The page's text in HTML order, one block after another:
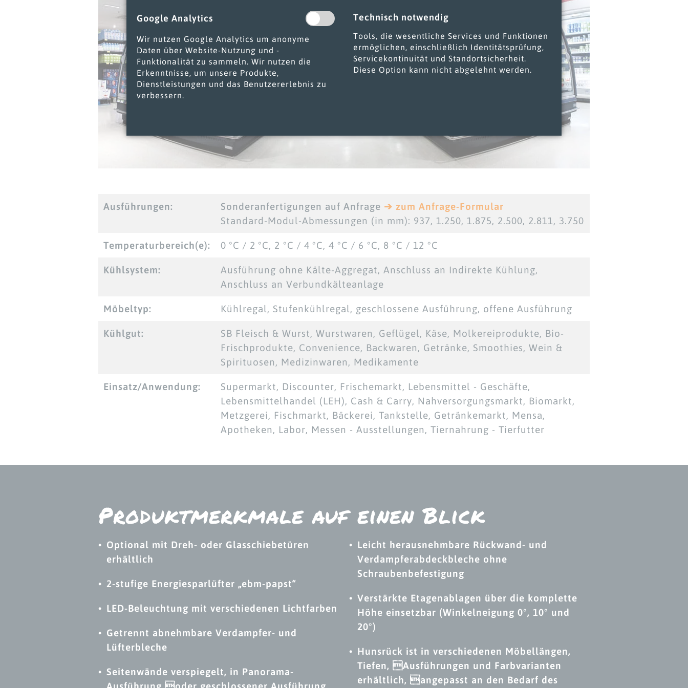
Ausführungen: Sonderanfertigungen auf Anfrage ➔ zum Anfrage-Formular
Standard-Modul-Abmessungen (in mm): 937, 1.250, 1.875, 2.500, 2.811, 3.750
Temperaturbereich(e): 0 °C / 2 °C, 2 °C / 4 °C, 4 °C / 6 °C, 8 °C / 12 °C
Kühlsystem:
Ausführung ohne Kälte-Aggregat, Anschluss an Indirekte Kühlung,
Anschluss an Verbundkälteanlage
Möbeltyp: Kühlregal, Stufenkühlregal, geschlossene Ausführung, offene Ausführung
Kühlgut:
SB Fleisch & Wurst, Wurstwaren, Geflügel, Käse, Molkereiprodukte, Bio-
Frischprodukte, Convenience, Backwaren, Getränke, Smoothies, Wein &
Spirituosen, Medizinwaren, Medikamente
Einsatz/Anwendung:
Supermarkt, Discounter, Frischemarkt, Lebensmittel - Geschäfte,
Lebensmittelhandel (LEH), Cash & Carry, Nahversorgungsmarkt, Biomarkt,
Metzgerei, Fischmarkt, Bäckerei, Tankstelle, Getränkemarkt, Mensa,
Apotheken, Labor, Messen - Ausstellungen, Tiernahrung - Tierfutter
Produktmerkmale auf einen Blick
Optional mit Dreh- oder Glasschiebetüren
erhältlich
2-stufige Energiesparlüfter „ebm-papst“
LED-Beleuchtung mit verschiedenen Lichtfarben
Getrennt abnehmbare Verdampfer- und
Lüfterbleche
Seitenwände verspiegelt, in Panorama-
Leicht herausnehmbare Rückwand- und
Verdampferabdeckbleche ohne
Schraubenbefestigung
Verstärkte Etagenablagen über die komplette
Höhe einsetzbar (Winkelneigung 0°, 10° und
20°)
Hunsrück ist in verschiedenen Möbellängen,
Tiefen, Ausführungen und Farbvarianten
erhältlich, angepasst an den Bedarf des
Google Analytics
Wir nutzen Google Analytics um anonyme
Daten über Website-Nutzung und -
Funktionalität zu sammeln. Wir nutzen die
Erkenntnisse, um unsere Produkte,
Dienstleistungen und das Benutzererlebnis zu
verbessern.
Technisch notwendig
Tools, die wesentliche Services und Funktionen
ermöglichen, einschließlich Identitätsprüfung,
Servicekontinuität und Standortsicherheit.
Diese Option kann nicht abgelehnt werden.